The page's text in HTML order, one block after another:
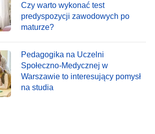
Czy warto wykonać test
predyspozycji zawodowych po
maturze?
Pedagogika na Uczelni
Społeczno-Medycznej w
Warszawie to interesujący pomysł
na studia